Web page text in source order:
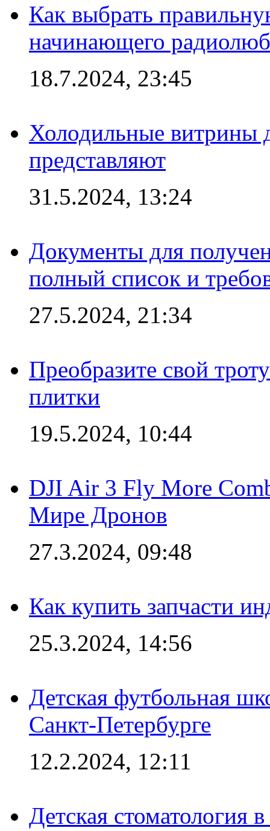
Как выбрать
начинающего
18.7.2024, 23:45
Холодильные витрины
представляют
31.5.2024, 13:24
Документы для
полный список и
27.5.2024, 21:34
Преобразите свой
плитки
19.5.2024, 10:44
DJI Air 3 Fly More
Мире Дронов
27.3.2024, 09:48
Как купить запчасти
25.3.2024, 14:56
Детская футбольная
Санкт-Петербурге
12.2.2024, 12:11
Детская стоматология